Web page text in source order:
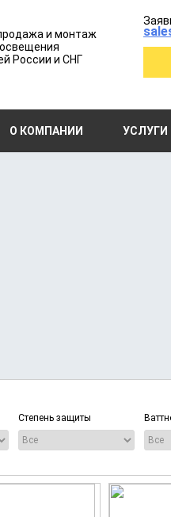
и монтаж
России и СНГ
О КОМПАНИИ УСЛУГИ
Степень защиты